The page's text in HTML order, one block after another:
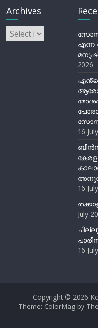
Archives
Archives
2026
16
16
July
16
Copyright © 2026
Theme: ColorMagby